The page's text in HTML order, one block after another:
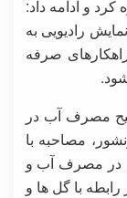
و ادامه داد:
رادیویی به
صرفه
مصرف آب در
مصاحبه با
در مصرف آب و
با گل ها و